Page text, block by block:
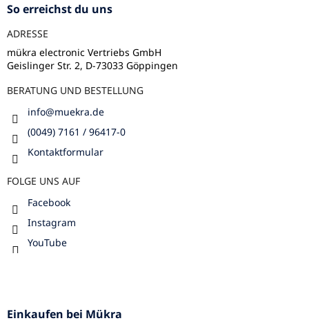
e
So erreichst du uns
ADRESSE
mükra electronic Vertriebs GmbH
Geislinger Str. 2, D-73033 Göppingen
BERATUNG UND BESTELLUNG
info@muekra.de
(0049) 7161 / 96417-0
Kontaktformular
FOLGE UNS AUF
Facebook
Instagram
YouTube
Einkaufen bei Mükra